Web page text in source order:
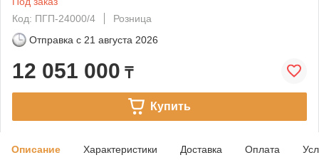
Код: ПГП-24000/4
Розница
Отправка с 21 августа 2026
12 051 000 ₸
Купить
Описание Характеристики Доставка Оплата